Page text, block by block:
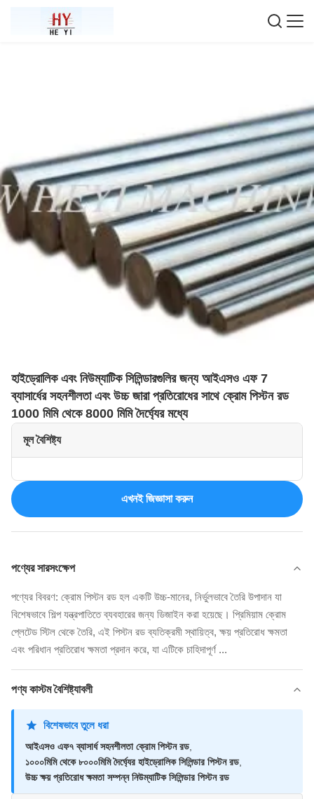
হাইড্রোলিক এবং নিউম্যাটিক সিলিন্ডারগুলির জন্য আইএসও এফ 7
ব্যাসার্ধের সহনশীলতা এবং উচ্চ জারা প্রতিরোধের সাথে ক্রোম পিস্টন রড
1000 মিমি থেকে 8000 মিমি দৈর্ঘ্যের মধ্যে
মূল বৈশিষ্ট্য
এখনই জিজ্ঞাসা করুন
পণ্যের সারসংক্ষেপ
পণ্যের বিবরণ: ক্রোম পিস্টন রড হল একটি উচ্চ-মানের, নির্ভুলভাবে তৈরি উপাদান যা
বিশেষভাবে শিল্প যন্ত্রপাতিতে ব্যবহারের জন্য ডিজাইন করা হয়েছে। প্রিমিয়াম ক্রোম
প্লেটেড স্টিল থেকে তৈরি, এই পিস্টন রড ব্যতিক্রমী স্থায়িত্ব, ক্ষয় প্রতিরোধ ক্ষমতা
এবং পরিধান প্রতিরোধ ক্ষমতা প্রদান করে, যা এটিকে চাহিদাপূর্ণ ...
পণ্য কাস্টম বৈশিষ্ট্যাবলী
বিশেষভাবে তুলে ধরা
আইএসও এফ৭ ব্যাসার্ধ সহনশীলতা ক্রোম পিস্টন রড,
১০০০মিমি থেকে ৮০০০মিমি দৈর্ঘ্যের হাইড্রোলিক সিলিন্ডার পিস্টন রড,
উচ্চ ক্ষয় প্রতিরোধ ক্ষমতা সম্পন্ন নিউম্যাটিক সিলিন্ডার পিস্টন রড